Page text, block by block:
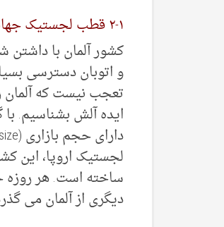
۲-۱ قطب لجستیک جهانی در اروپا
کشور آلمان با داشتن
و اتوبان دسترسی
تعجب نیست که آلمان
لجستیک اروپا، این
ساخته است. هر روزه
دیگری از آلمان می